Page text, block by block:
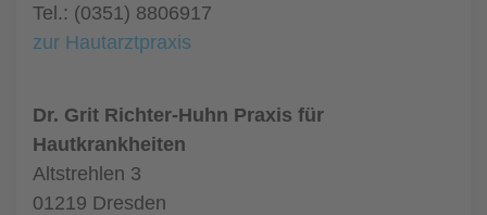
Tel.: (0351) 8806917
zur Hautarztpraxis
Dr. Grit Richter-Huhn Praxis für
Hautkrankheiten
Altstrehlen 3
01219 Dresden